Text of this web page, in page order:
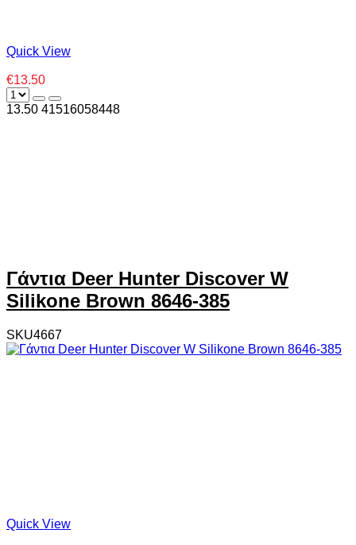
Quick View
€13.50
13.50 41516058448
Γάντια Deer Hunter Discover W
Silikone Brown 8646-385
SKU4667
Quick View